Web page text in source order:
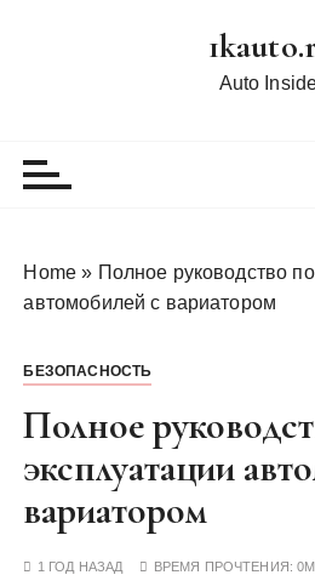
Auto
Home » Полное руководство
автомобилей с вариатором
БЕЗОПАСНОСТЬ
Полное
эксплуатации
вариатором
1 ГОД НАЗАД ВРЕМЯ ПРОЧТЕНИЯ: